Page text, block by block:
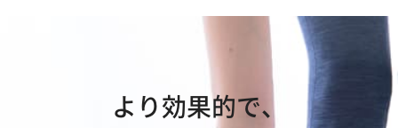
より効果的で、